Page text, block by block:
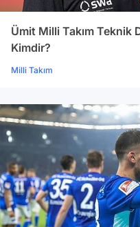
Ümit Milli Takım Teknik
Kimdir?
Milli Takım